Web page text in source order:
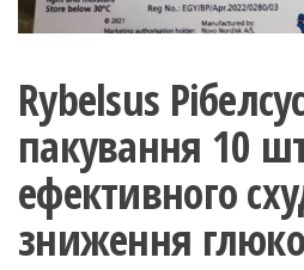
Rybelsus
пакування 10
ефективного
зниження